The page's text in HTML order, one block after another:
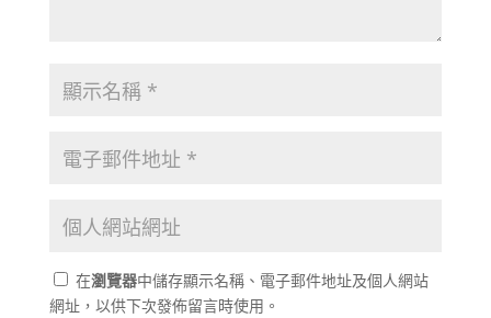
在瀏覽器中儲存顯示名稱、電子郵件地址及個人網站
網址，以供下次發佈留言時使用。